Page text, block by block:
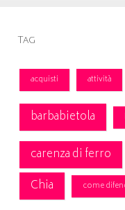
Tag
acquisti attività
barbabietola
carenza di ferro
Chia come